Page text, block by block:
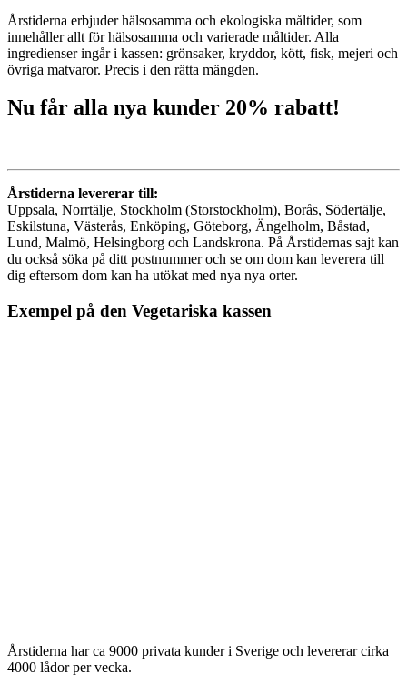
Årstiderna erbjuder hälsosamma och ekologiska måltider, som
innehåller allt för hälsosamma och varierade måltider. Alla
ingredienser ingår i kassen: grönsaker, kryddor, kött, fisk, mejeri och
övriga matvaror. Precis i den rätta mängden.
Nu får alla nya kunder 20% rabatt!
Årstiderna levererar till:
Uppsala, Norrtälje, Stockholm (Storstockholm), Borås, Södertälje,
Eskilstuna, Västerås, Enköping, Göteborg, Ängelholm, Båstad,
Lund, Malmö, Helsingborg och Landskrona. På Årstidernas sajt kan
du också söka på ditt postnummer och se om dom kan leverera till
dig eftersom dom kan ha utökat med nya nya orter.
Exempel på den Vegetariska kassen
Årstiderna har ca 9000 privata kunder i Sverige och levererar cirka
4000 lådor per vecka.